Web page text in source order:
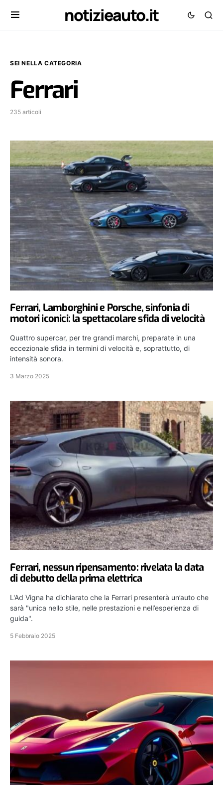
notizieauto.it
SEI NELLA CATEGORIA
Ferrari
235 articoli
Ferrari, Lamborghini e Porsche, sinfonia di
motori iconici: la spettacolare sfida di velocità
Quattro supercar, per tre grandi marchi, preparate in una
eccezionale sfida in termini di velocità e, soprattutto, di
intensità sonora.
3 Marzo 2025
Ferrari, nessun ripensamento: rivelata la data
di debutto della prima elettrica
L'Ad Vigna ha dichiarato che la Ferrari presenterà un’auto che
sarà "unica nello stile, nelle prestazioni e nell’esperienza di
guida".
5 Febbraio 2025